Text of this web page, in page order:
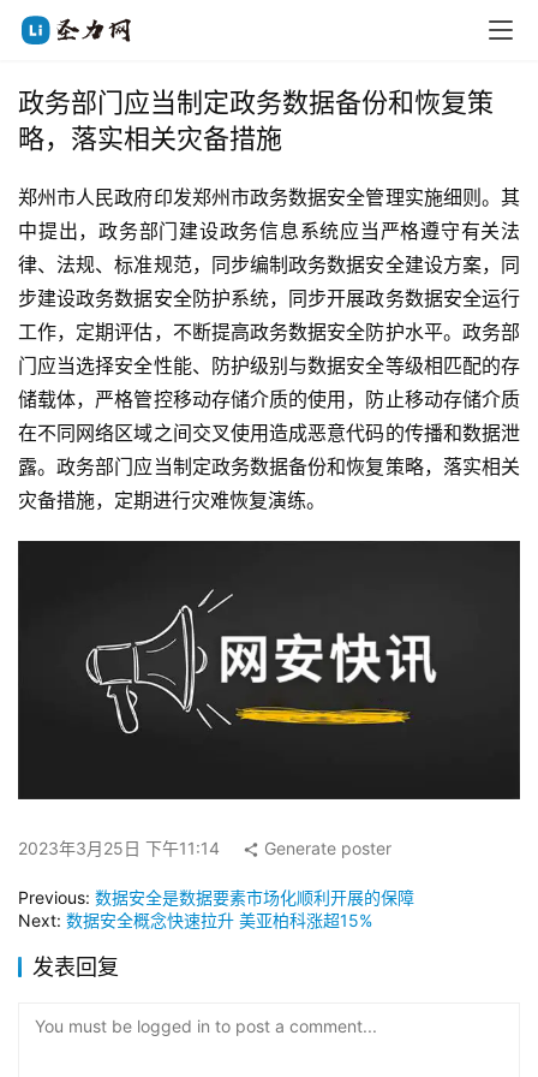
政务部门应当制定政务数据备份和恢复策
略，落实相关灾备措施
郑州市人民政府印发郑州市政务数据安全管理实施细则。其
中提出，政务部门建设政务信息系统应当严格遵守有关法
律、法规、标准规范，同步编制政务数据安全建设方案，同
步建设政务数据安全防护系统，同步开展政务数据安全运行
工作，定期评估，不断提高政务数据安全防护水平。政务部
门应当选择安全性能、防护级别与数据安全等级相匹配的存
储载体，严格管控移动存储介质的使用，防止移动存储介质
在不同网络区域之间交叉使用造成恶意代码的传播和数据泄
露。政务部门应当制定政务数据备份和恢复策略，落实相关
灾备措施，定期进行灾难恢复演练。
2023年3月25日 下午11:14 Generate poster
Previous: 数据安全是数据要素市场化顺利开展的保障
Next: 数据安全概念快速拉升 美亚柏科涨超15%
发表回复
You must be logged in to post a comment...